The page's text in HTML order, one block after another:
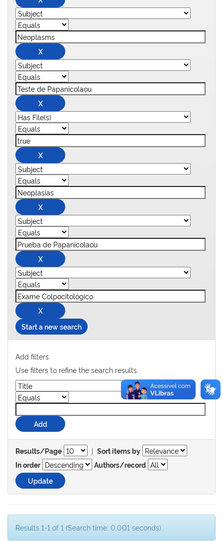
Start a new search
Add filters:
Use filters to refine the search results.
Results/Page | Sort items by
In order
Authors/record
Results 1-1 of 1 (Search time: 0.001 seconds).